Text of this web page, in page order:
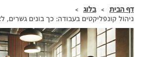
ניהול קונפליקטים בעבודה: כך בונים גשרים,
בלוג > דף הבית >